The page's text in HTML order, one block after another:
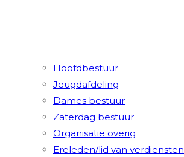
Hoofdbestuur
Jeugdafdeling
Dames bestuur
Zaterdag bestuur
Organisatie overig
Ereleden/lid van verdiensten